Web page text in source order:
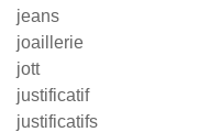
jeans
joaillerie
jott
justificatif
justificatifs